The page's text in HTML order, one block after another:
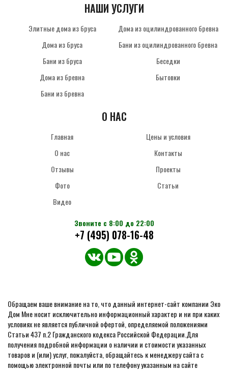
НАШИ УСЛУГИ
Элитные дома из бруса
Дома из бруса
Бани из бруса
Дома из бревна
Бани из бревна
Дома из оцилиндрованного бревна
Бани из оцилиндрованного бревна
Беседки
Бытовки
О НАС
Главная
О нас
Отзывы
Фото
Видео
Цены и условия
Контакты
Проекты
Статьи
Звоните с 8:00 до 22:00
+7 (495) 078-16-48
Обращаем ваше внимание на то, что данный интернет-сайт компании Эко
Дом Мне носит исключительно информационный характер и ни при каких
условиях не является публичной офертой, определяемой положениями
Статьи 437 п.2 Гражданского кодекса Российской Федерации.Для
получения подробной информации о наличии и стоимости указанных
товаров и (или) услуг, пожалуйста, обращайтесь к менеджеру сайта с
помощью электронной почты или по телефону указанным на сайте